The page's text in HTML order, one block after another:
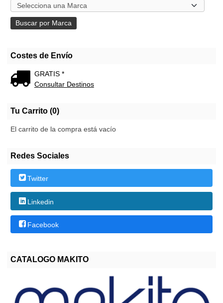
Costes de Envío
GRATIS *
Consultar Destinos
Tu Carrito (0)
El carrito de la compra está vacío
Redes Sociales
Twitter
Linkedin
Facebook
CATALOGO MAKITO